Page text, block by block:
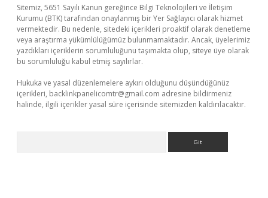
Sitemiz, 5651 Sayılı Kanun gereğince Bilgi Teknolojileri ve İletişim
Kurumu (BTK) tarafından onaylanmış bir Yer Sağlayıcı olarak hizmet
vermektedir. Bu nedenle, sitedeki içerikleri proaktif olarak denetleme
veya araştırma yükümlülüğümüz bulunmamaktadır. Ancak, üyelerimiz
yazdıkları içeriklerin sorumluluğunu taşımakta olup, siteye üye olarak
bu sorumluluğu kabul etmiş sayılırlar.
Hukuka ve yasal düzenlemelere aykırı olduğunu düşündüğünüz
içerikleri, backlinkpanelicomtr@gmail.com adresine bildirmeniz
halinde, ilgili içerikler yasal süre içerisinde sitemizden kaldırılacaktır.